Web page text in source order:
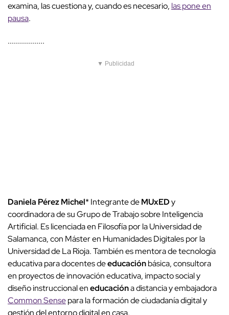
examina, las cuestiona y, cuando es necesario, las pone en
pausa.
..................
▼ Publicidad
Daniela Pérez Michel* Integrante deMUxEDy
coordinadora de su Grupo de Trabajo sobre Inteligencia
Artificial. Es licenciada en Filosofía por la Universidad de
Salamanca, con Máster en Humanidades Digitales por la
Universidad de La Rioja. También es mentora de tecnología
educativa para docentes deeducaciónbásica, consultora
en proyectos de innovación educativa, impacto social y
diseño instruccional eneducacióna distancia y embajadora
Common Sensepara la formación de ciudadanía digital y
gestión del entorno digital en casa.